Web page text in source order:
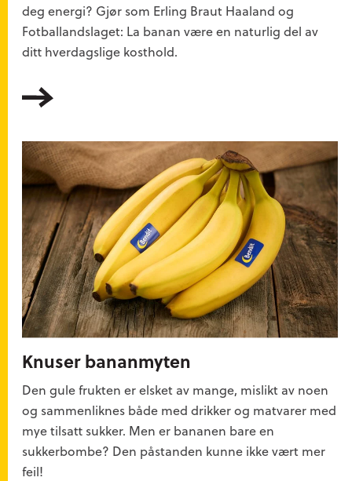
deg energi? Gjør som Erling Braut Haaland og
Fotballandslaget: La banan være en naturlig del av
ditt hverdagslige kosthold.
Les mer
Knuser bananmyten
Den gule frukten er elsket av mange, mislikt av noen
og sammenliknes både med drikker og matvarer med
mye tilsatt sukker. Men er bananen bare en
sukkerbombe? Den påstanden kunne ikke vært mer
feil!